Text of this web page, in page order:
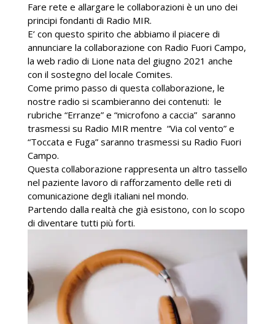
Fare rete e allargare le collaborazioni è un uno dei
principi fondanti di Radio MIR.
E’ con questo spirito che abbiamo il piacere di
annunciare la collaborazione con Radio Fuori Campo,
la web radio di Lione nata del giugno 2021 anche
con il sostegno del locale Comites.
Come primo passo di questa collaborazione, le
nostre radio si scambieranno dei contenuti: le
rubriche “Erranze” e “microfono a caccia” saranno
trasmessi su Radio MIR mentre “Via col vento” e
“Toccata e Fuga” saranno trasmessi su Radio Fuori
Campo.
Questa collaborazione rappresenta un altro tassello
nel paziente lavoro di rafforzamento delle reti di
comunicazione degli italiani nel mondo.
Partendo dalla realtà che già esistono, con lo scopo
di diventare tutti più forti.